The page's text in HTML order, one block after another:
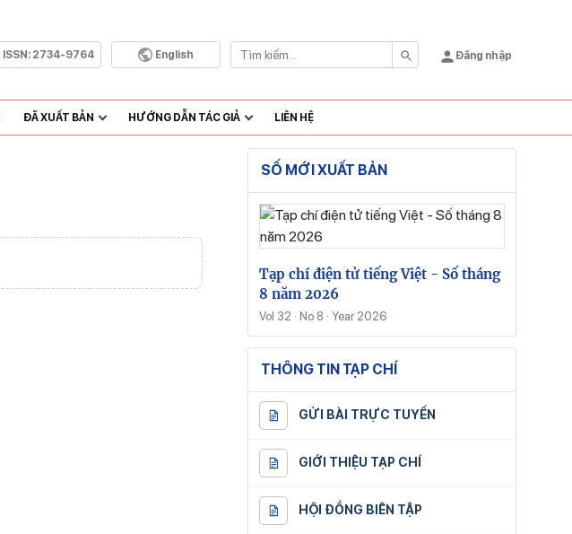
ISSN: 2734-9764 English Đăng nhập
ĐÃ XUẤT BẢN HƯỚNG DẪN TÁC GIẢ LIÊN HỆ
SỐ MỚI XUẤT BẢN
Tạp chí điện tử tiếng Việt - Số tháng
8 năm 2026
Vol 32 · No 8 · Year 2026
THÔNG TIN TẠP CHÍ
GỬI BÀI TRỰC TUYẾN
GIỚI THIỆU TẠP CHÍ
HỘI ĐỒNG BIÊN TẬP